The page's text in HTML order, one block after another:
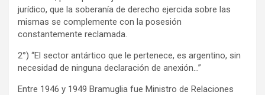
jurídico, que la soberanía de derecho ejercida sobre las
mismas se complemente con la posesión
constantemente reclamada.
2°) “El sector antártico que le pertenece, es argentino, sin
necesidad de ninguna declaración de anexión…”
Entre 1946 y 1949 Bramuglia fue Ministro de Relaciones